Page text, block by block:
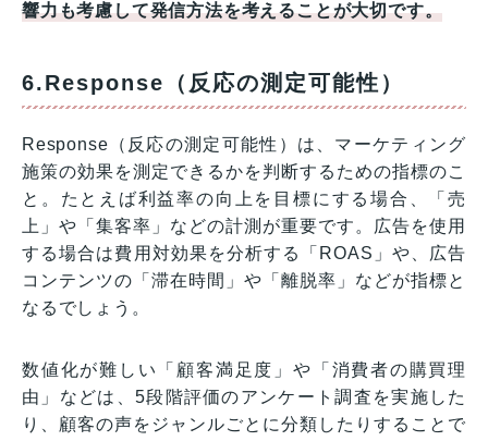
響力も考慮して発信方法を考えることが大切です。
6.Response（反応の測定可能性）
Response（反応の測定可能性）は、マーケティング
施策の効果を測定できるかを判断するための指標のこ
と。たとえば利益率の向上を目標にする場合、「売
上」や「集客率」などの計測が重要です。広告を使用
する場合は費用対効果を分析する「ROAS」や、広告
コンテンツの「滞在時間」や「離脱率」などが指標と
なるでしょう。
数値化が難しい「顧客満足度」や「消費者の購買理
由」などは、5段階評価のアンケート調査を実施した
り、顧客の声をジャンルごとに分類したりすることで